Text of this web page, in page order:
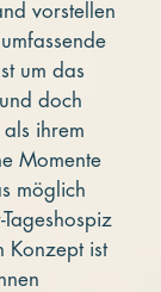
vorstellen
um das
doch
als ihrem
Momente
möglich
Konzept ist